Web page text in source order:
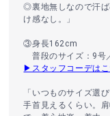
◎裏地無しなので汗
け感なし。」
③身長162cm
普段のサイズ：9号
▶スタッフコーデはこ
「いつものサイズ選
手首見えるくらい。